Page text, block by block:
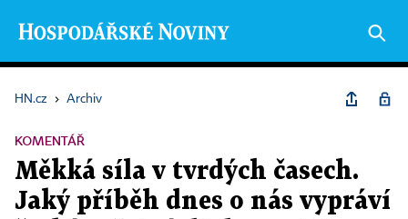
HN.cz › Archiv
KOMENTÁŘ
Měkká síla v tvrdých časech.
Jaký příběh dnes o nás vypráví